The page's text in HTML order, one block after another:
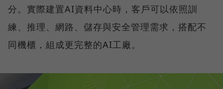
分。實際建置AI資料中心時，客戶可以依照訓
練、推理、網路、儲存與安全管理需求，搭配不
同機櫃，組成更完整的AI工廠。